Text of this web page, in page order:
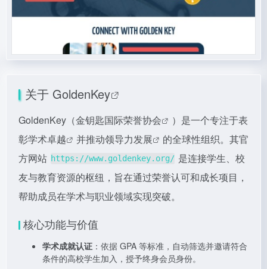
关于 GoldenKey
GoldenKey（金钥匙国际荣誉协会
）是一个专注于表
彰学术卓越 并推动领导力发展
的全球性组织。其官
方网站 https://www.goldenkey.org/ 是连接学生、校
友与教育资源的枢纽，旨在通过荣誉认可和成长项目，
帮助成员在学术与职业领域实现突破。
核心功能与价值
学术成就认证 ：依据 GPA 等标准，自动筛选并邀请符合
条件的高校学生加入，授予终身会员身份。